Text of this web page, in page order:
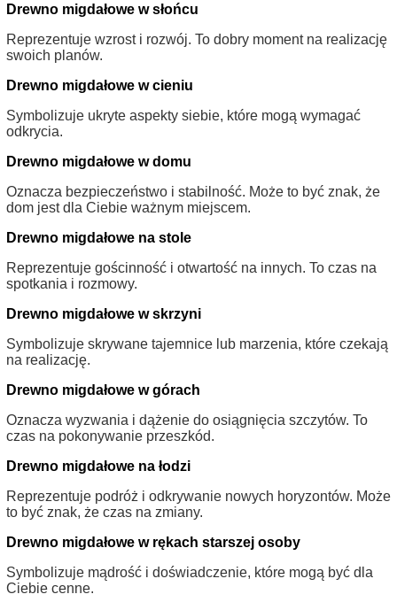
Drewno migdałowe w słońcu
Reprezentuje wzrost i rozwój. To dobry moment na realizację
swoich planów.
Drewno migdałowe w cieniu
Symbolizuje ukryte aspekty siebie, które mogą wymagać
odkrycia.
Drewno migdałowe w domu
Oznacza bezpieczeństwo i stabilność. Może to być znak, że
dom jest dla Ciebie ważnym miejscem.
Drewno migdałowe na stole
Reprezentuje gościnność i otwartość na innych. To czas na
spotkania i rozmowy.
Drewno migdałowe w skrzyni
Symbolizuje skrywane tajemnice lub marzenia, które czekają
na realizację.
Drewno migdałowe w górach
Oznacza wyzwania i dążenie do osiągnięcia szczytów. To
czas na pokonywanie przeszkód.
Drewno migdałowe na łodzi
Reprezentuje podróż i odkrywanie nowych horyzontów. Może
to być znak, że czas na zmiany.
Drewno migdałowe w rękach starszej osoby
Symbolizuje mądrość i doświadczenie, które mogą być dla
Ciebie cenne.